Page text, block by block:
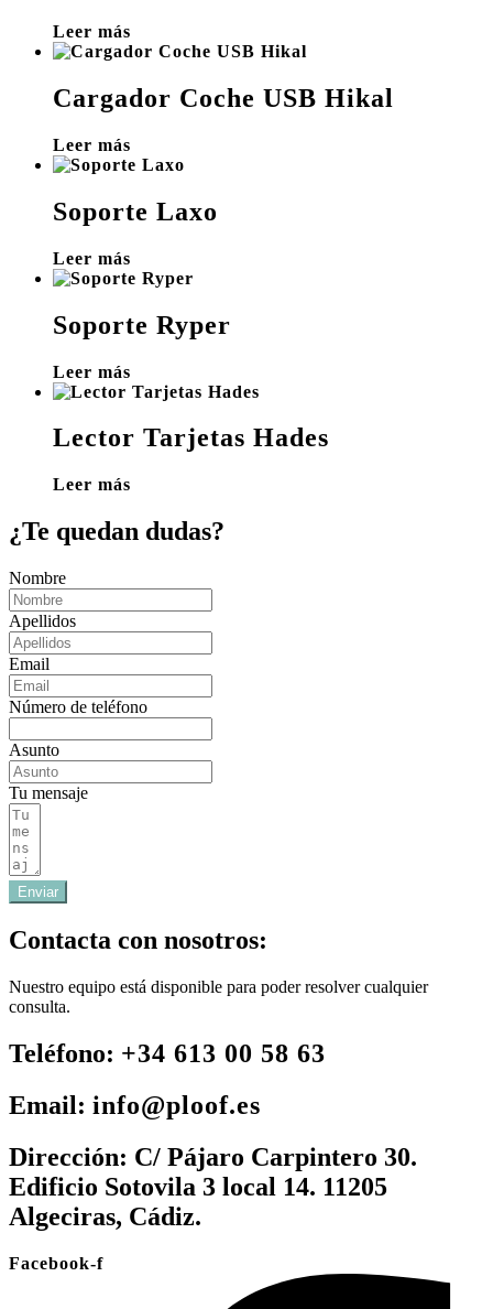
Leer más
Cargador Coche USB Hikal
Leer más
Soporte Laxo
Leer más
Soporte Ryper
Leer más
Lector Tarjetas Hades
Leer más
¿Te quedan dudas?
Nombre
Apellidos
Email
Número de teléfono
Asunto
Tu mensaje
Enviar
Contacta con nosotros:
Nuestro equipo está disponible para poder resolver cualquier
consulta.
Teléfono: +34 613 00 58 63
Email: info@ploof.es
Dirección: C/ Pájaro Carpintero 30.
Edificio Sotovila 3 local 14. 11205
Algeciras, Cádiz.
Facebook-f